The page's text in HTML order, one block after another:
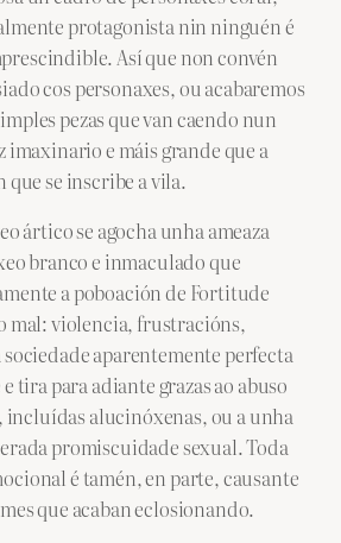
protagonista nin ninguén é
Así que non convén
cos personaxes, ou acabaremos
pezas que van caendo nun
e máis grande que a
se inscribe a vila.
ártico se agocha unha ameaza
branco e inmaculado que
a poboación de Fortitude
mal: violencia, frustracións,
aparentemente perfecta
tira para adiante grazas ao abuso
incluídas alucinóxenas, ou a unha
promiscuidade sexual. Toda
é tamén, en parte, causante
que acaban eclosionando.